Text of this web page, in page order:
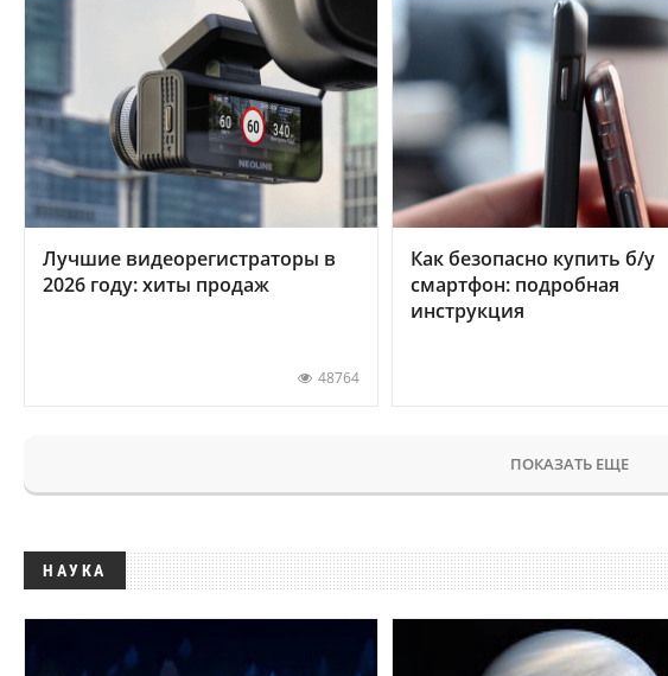
Лучшие видеорегистраторы в
2026 году: хиты продаж
48764
Как безопасно купить б/у
смартфон: подробная
инструкция
ПОКАЗАТЬ ЕЩЕ
НАУКА